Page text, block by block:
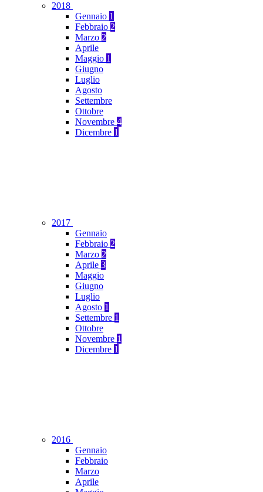
2018
Gennaio 1
Febbraio 2
Marzo 2
Aprile
Maggio 1
Giugno
Luglio
Agosto
Settembre
Ottobre
Novembre 4
Dicembre 1
2017
Gennaio
Febbraio 2
Marzo 2
Aprile 3
Maggio
Giugno
Luglio
Agosto 1
Settembre 1
Ottobre
Novembre 1
Dicembre 1
2016
Gennaio
Febbraio
Marzo
Aprile